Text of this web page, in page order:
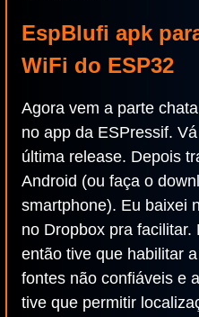
EspBlufi apk
WiFi do ESP32
Agora vem a parte
no app da ESPressif.
última release. Depois
Android (ou faça o
smartphone). Eu baixei
no Dropbox pra facilitar.
então tive que habilitar
fontes não confiáveis e
tive que permitir